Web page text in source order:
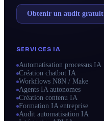
Obtenir un audit gratuit
SERVICES IA
Automatisation processus IA
Création chatbot IA
Workflows N8N / Make
Agents IA autonomes
Création contenu IA
Formation IA entreprise
Audit automatisation IA